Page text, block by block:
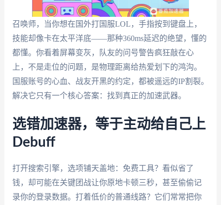
召唤师，当你想在国外打国服LOL，手指按到键盘上，
技能却像卡在太平洋底——那种360ms延迟的绝望，懂的
都懂。你看着屏幕变灰，队友的问号警告疯狂敲在心
上，不是走位的问题，是物理距离给热爱划下的鸿沟。
国服账号的心血、战友开黑的约定，都被遥远的IP割裂。
解决它只有一个核心答案：找到真正的加速武器。
选错加速器，等于主动给自己上
Debuff
打开搜索引擎，选项铺天盖地：免费工具？看似省了
钱，却可能在关键团战让你原地卡顿三秒，甚至偷偷记
录你的登录数据。打着低价的普通线路？它们常常把你